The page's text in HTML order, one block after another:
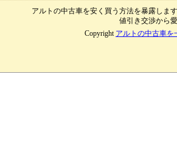
アルトの中古車を安く買う方法を暴露しま
値引き交渉から
Copyright アルトの中古車を